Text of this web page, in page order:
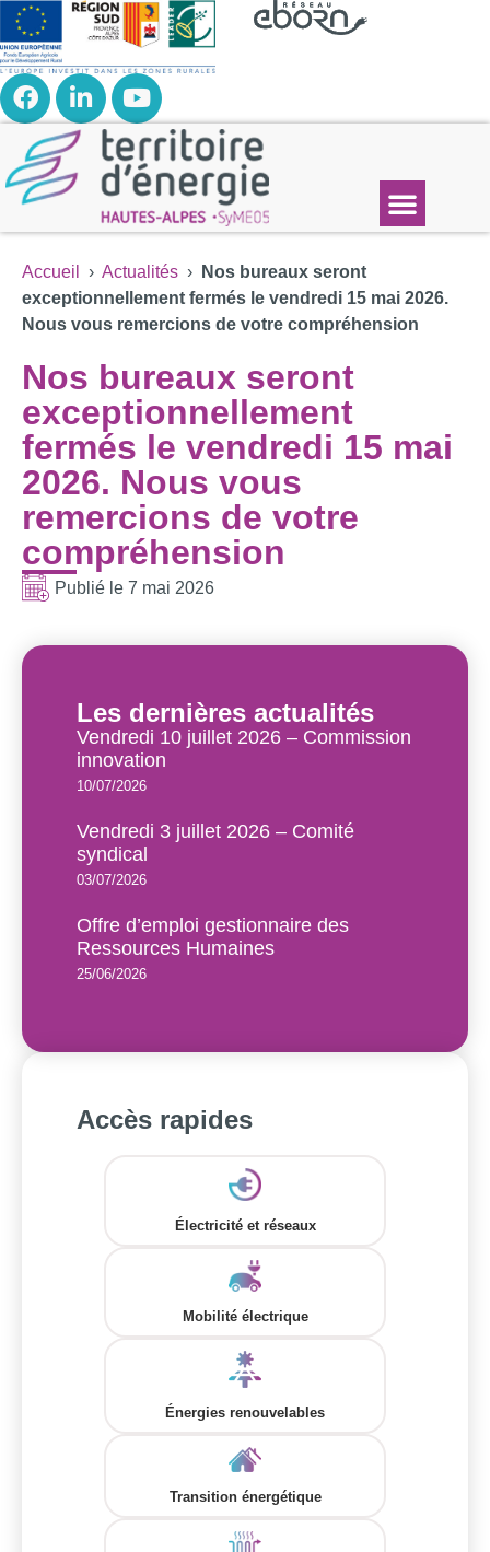
Accueil › Actualités ›
Nos bureaux seront
exceptionnellement fermés le vendredi 15 mai 2026.
Nous vous remercions de votre compréhension
Nos bureaux seront
exceptionnellement
fermés le vendredi 15 mai
2026. Nous vous
remercions de votre
compréhension
Publié le 7 mai 2026
Les dernières actualités
Vendredi 10 juillet 2026 – Commission
innovation
10/07/2026
Vendredi 3 juillet 2026 – Comité
syndical
03/07/2026
Offre d’emploi gestionnaire des
Ressources Humaines
25/06/2026
Accès rapides
Électricité et réseaux
Mobilité électrique
Énergies renouvelables
Transition énergétique